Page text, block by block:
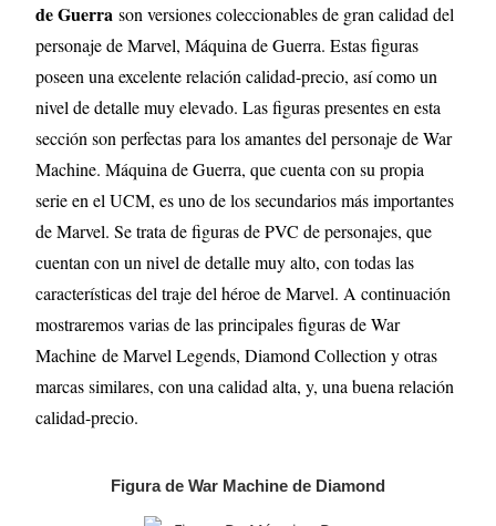
de Guerrason versiones coleccionables de gran calidad del
personaje de Marvel, Máquina de Guerra. Estas figuras
poseen una excelente relación calidad-precio, así como un
nivel de detalle muy elevado. Las figuras presentes en esta
sección son perfectas para los amantes del personaje de War
Machine. Máquina de Guerra, que cuenta con su propia
serie en el UCM, es uno de los secundarios más importantes
de Marvel. Se trata de figuras de PVC de personajes, que
cuentan con un nivel de detalle muy alto, con todas las
características del traje del héroe de Marvel. A continuación
mostraremos varias de las principales figuras de War
Machinede Marvel Legends, Diamond Collection y otras
marcas similares, con una calidad alta, y, una buena relación
calidad-precio.
Figura de War Machine de Diamond